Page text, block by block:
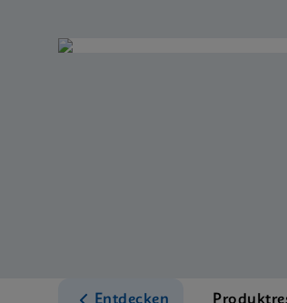
Entdecken